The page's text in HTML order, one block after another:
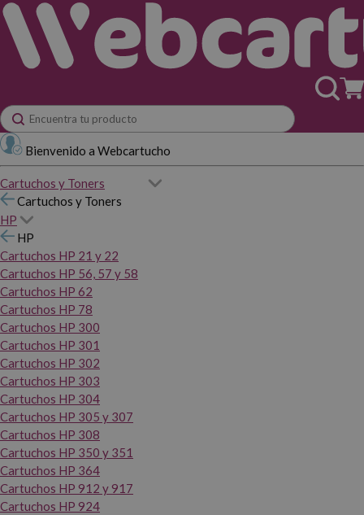
Bienvenido a Webcartucho
Cartuchos y Toners
Cartuchos y Toners
HP
HP
Cartuchos HP 21 y 22
Cartuchos HP 56, 57 y 58
Cartuchos HP 62
Cartuchos HP 78
Cartuchos HP 300
Cartuchos HP 301
Cartuchos HP 302
Cartuchos HP 303
Cartuchos HP 304
Cartuchos HP 305 y 307
Cartuchos HP 308
Cartuchos HP 350 y 351
Cartuchos HP 364
Cartuchos HP 912 y 917
Cartuchos HP 924